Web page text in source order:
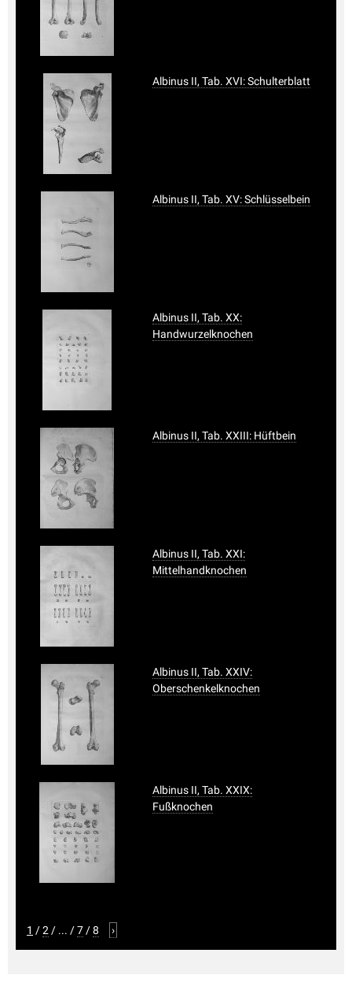
Albinus II, Tab. XVI: Schulterblatt
Albinus II, Tab. XV: Schlüsselbein
Albinus II, Tab. XX:
Handwurzelknochen
Albinus II, Tab. XXIII: Hüftbein
Albinus II, Tab. XXI:
Mittelhandknochen
Albinus II, Tab. XXIV:
Oberschenkelknochen
Albinus II, Tab. XXIX:
Fußknochen
1 /2 / ... /7 /8 ›